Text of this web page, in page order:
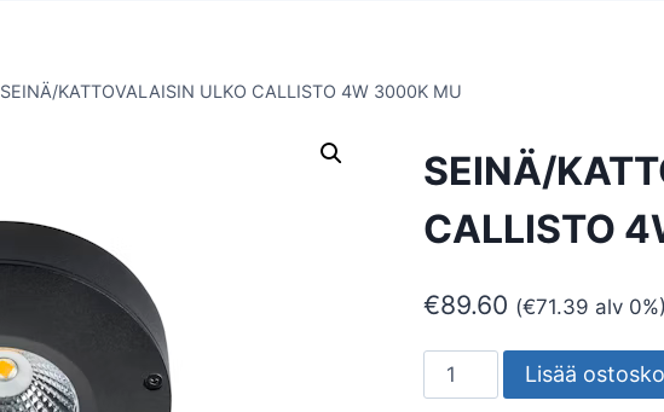
SEINÄ/KATTOVALAISIN ULKO CALLISTO 4W 3000K MU
SEINÄ/
CALLISTO
€89.60 (€71.39 alv 0%)
SEINÄ/KATTOVALAISIN
ULKO
Lisää